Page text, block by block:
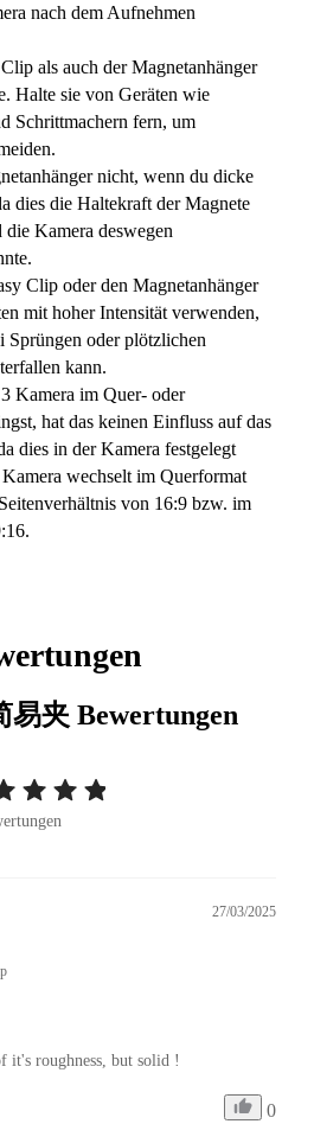
nach dem Aufnehmen
als auch der Magnetanhänger
Halte sie von Geräten wie
Schrittmachern fern, um
nicht, wenn du dicke
dies die Haltekraft der Magnete
Kamera deswegen
Clip oder den Magnetanhänger
mit hoher Intensität verwenden,
Sprüngen oder plötzlichen
kann.
Kamera im Quer- oder
hat das keinen Einfluss auf das
dies in der Kamera festgelegt
wechselt im Querformat
von 16:9 bzw. im
易夹 Bewertungen
27/03/2025
it's roughness, but solid !
0